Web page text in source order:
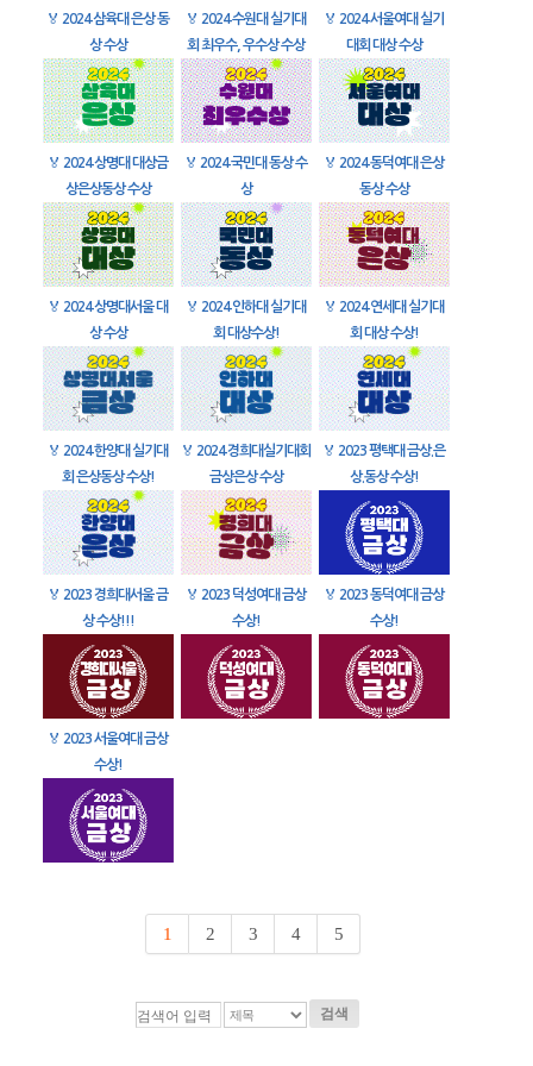
🏅 2024 삼육대 은상 동
상 수상
🏅 2024 수원대 실기대
회 최우수, 우수상 수상
🏅 2024 서울여대 실기
대회 대상 수상
🏅 2024 상명대 대상금
상은상동상 수상
🏅 2024 국민대 동상 수
상
🏅 2024 동덕여대 은상
동상 수상
🏅 2024 상명대서울 대
상 수상
🏅 2024 인하대 실기대
회 대상수상!
🏅 2024 연세대 실기대
회 대상 수상!
🏅 2024 한양대 실기대
회 은상동상 수상!
🏅 2024 경희대실기대회
금상은상 수상
🏅 2023 평택대 금상.은
상.동상 수상!
🏅 2023 경희대서울 금
상 수상!!!
🏅 2023 덕성여대 금상
수상!
🏅 2023 동덕여대 금상
수상!
🏅 2023 서울여대 금상
수상!
1 2 3 4 5
검색